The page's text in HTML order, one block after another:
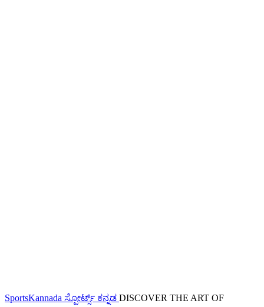
SportsKannada ಸ್ಪೋರ್ಟ್ಸ್ ಕನ್ನಡ DISCOVER THE ART OF